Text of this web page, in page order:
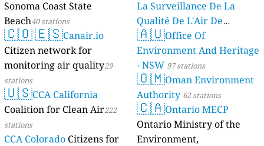
Sonoma Coast State
Beach40 stations
🇨🇴🇪🇸Canair.io
Citizen network for
monitoring air quality29
stations
🇺🇸CCA California
Coalition for Clean Air222
stations
CCA Colorado Citizens for
La Surveillance De La
Qualité De L'Air De
Mayotte 4 stations
🇦🇺Office Of
Environment And Heritage
- NSW 97 stations
🇴🇲Oman Environment
Authority 62 stations
🇨🇦Ontario MECP
Ontario Ministry of the
Environment,